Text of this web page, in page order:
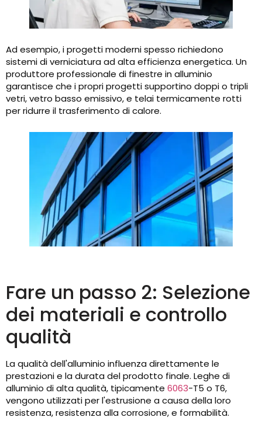
Ad esempio, i progetti moderni spesso richiedono
sistemi di verniciatura ad alta efficienza energetica. Un
produttore professionale di finestre in alluminio
garantisce che i propri progetti supportino doppi o tripli
vetri, vetro basso emissivo, e telai termicamente rotti
per ridurre il trasferimento di calore.
Fare un passo 2: Selezione
dei materiali e controllo
qualità
La qualità dell'alluminio influenza direttamente le
prestazioni e la durata del prodotto finale. Leghe di
alluminio di alta qualità, tipicamente 6063-T5 o T6,
vengono utilizzati per l'estrusione a causa della loro
resistenza, resistenza alla corrosione, e formabilità.